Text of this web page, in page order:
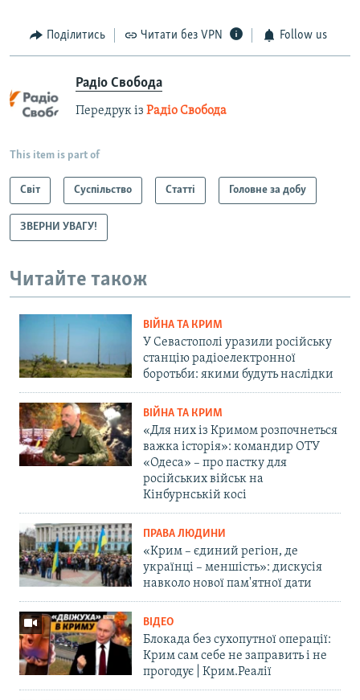
Поділитись Читати без VPN Follow us
Радіо Свобода
Передрук із Радіо Свобода
This item is part of
Світ Суспільство Статті Головне за добу
ЗВЕРНИ УВАГУ!
Читайте також
ВІЙНА ТА КРИМ
У Севастополі уразили російську
станцію радіоелектронної
боротьби: якими будуть наслідки
ВІЙНА ТА КРИМ
«Для них із Кримом розпочнеться
важка історія»: командир ОТУ
«Одеса» – про пастку для
російських військ на
Кінбурнській косі
ПРАВА ЛЮДИНИ
«Крим – єдиний регіон, де
українці – меншість»: дискусія
навколо нової пам'ятної дати
ВІДЕО
Блокада без сухопутної операції:
Крим сам себе не заправить і не
прогодує | Крим.Реалії